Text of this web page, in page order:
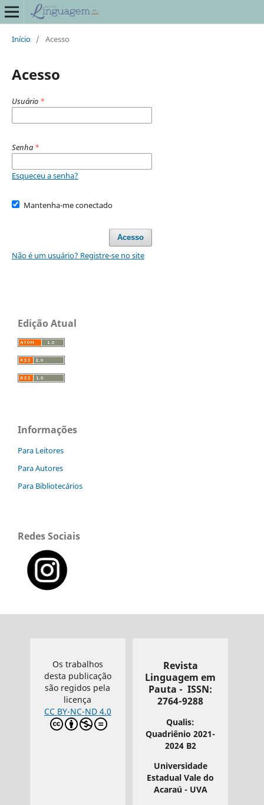
Início / Acesso
Acesso
Usuário *
Senha *
Esqueceu a senha?
Mantenha-me conectado
Acesso
Não é um usuário? Registre-se no site
Edição Atual
Informações
Para Leitores
Para Autores
Para Bibliotecários
Redes Sociais
Os trabalhos
desta publicação
são regidos pela
licença
CC BY-NC-ND 4.0
Revista
Linguagem em
Pauta - ISSN:
2764-9288
Qualis:
Quadriênio 2021-
2024 B2
Universidade
Estadual Vale do
Acaraú - UVA